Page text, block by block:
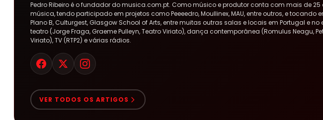
Pedro Ribeiro é o fundador do musica.com.pt. Como músico e produtor conta com mais de
música, tendo participado em projetos como Peeeedro, Moullinex, MAU, entre outros, e tocando
Plano B, Culturgest, Glasgow School of Arts, entre muitas outras salas e locais em Portugal e
teatro (Jorge Fraga, Graeme Pulleyn, Teatro Viriato), dança contemporânea (Romulus Neagu,
Viriato), TV (RTP2) e várias rádios.
VER TODOS OS ARTIGOS